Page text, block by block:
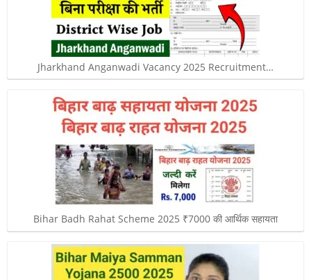
Jharkhand Anganwadi Vacancy 2025 Recruitment…
Bihar Badh Rahat Scheme 2025 ₹7000 की आर्थिक सहायता